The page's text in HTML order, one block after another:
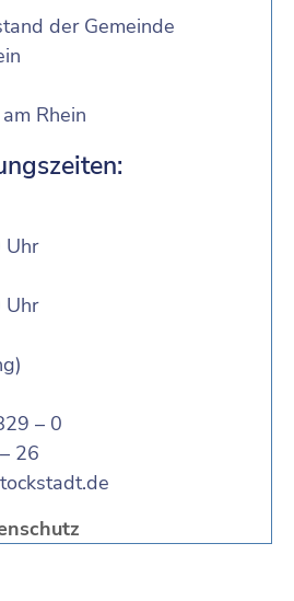
der Gemeinde
Rhein
Uhr
Uhr
– 0
26